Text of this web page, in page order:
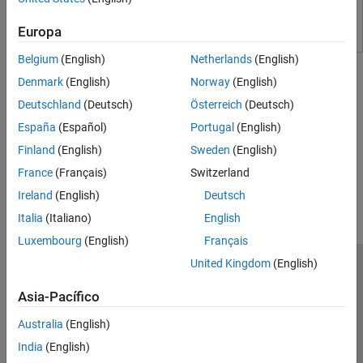
Tutorials
Convert CAD Assembly into Simscape Multibody Model
Workflows to convert a CAD assembly into a Simscape Multibody
model.
Europa
Belgium (English)
Denmark (English)
Deutschland (Deutsch)
España (Español)
Finland (English)
France (Français)
Ireland (English)
Italia (Italiano)
Luxembourg (English)
Netherlands(English)
Norway(English)
Österreich (Deutsch)
Portugal (English)
Sweden (English)
Switzerland
Deutsch
English
Français
United Kingdom(English)
Asia-Pacífico
Australia (English)
India (English)
Política de privacidad
Información de contacto
© 1994-2026 The MathWorks, Inc.